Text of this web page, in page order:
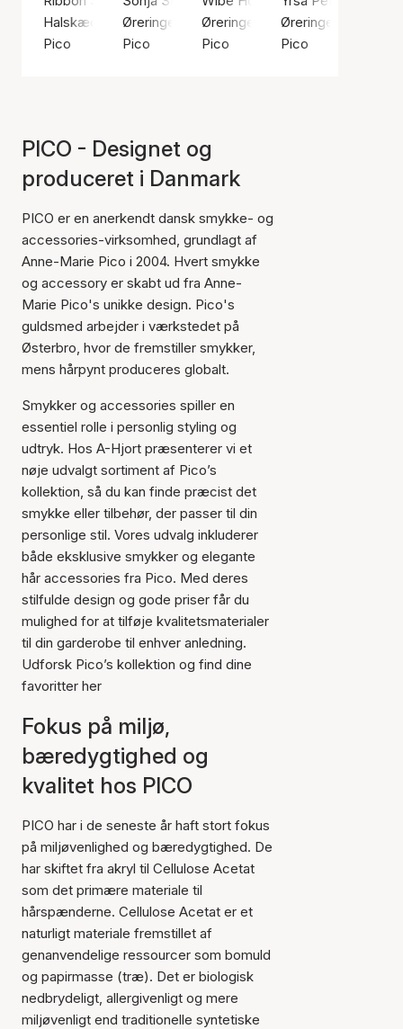
Halskæde, Sølv farve / Forsølvet messing
Pico
Øreringe, Guld farve / Forgyldt sølv sterling
Pico
Øreringe, Sølv farve / Sølv
Pico
Øreringe, Sølv
Pico
PICO - Designet og
produceret i Danmark
PICO er en anerkendt dansk smykke- og
accessories-virksomhed, grundlagt af
Anne-Marie Pico i 2004. Hvert smykke
og accessory er skabt ud fra Anne-
Marie Pico's unikke design. Pico's
guldsmed arbejder i værkstedet på
Østerbro, hvor de fremstiller smykker,
mens hårpynt produceres globalt.
Smykker og accessories spiller en
essentiel rolle i personlig styling og
udtryk. Hos A-Hjort præsenterer vi et
nøje udvalgt sortiment af Pico’s
kollektion, så du kan finde præcist det
smykke eller tilbehør, der passer til din
personlige stil. Vores udvalg inkluderer
både eksklusive smykker og elegante
hår accessories fra Pico. Med deres
stilfulde design og gode priser får du
mulighed for at tilføje kvalitetsmaterialer
til din garderobe til enhver anledning.
Udforsk Pico’s kollektion og find dine
favoritter her
Fokus på miljø,
bæredygtighed og
kvalitet hos PICO
PICO har i de seneste år haft stort fokus
på miljøvenlighed og bæredygtighed. De
har skiftet fra akryl til Cellulose Acetat
som det primære materiale til
hårspænderne. Cellulose Acetat er et
naturligt materiale fremstillet af
genanvendelige ressourcer som bomuld
og papirmasse (træ). Det er biologisk
nedbrydeligt, allergivenligt og mere
miljøvenligt end traditionelle syntetiske